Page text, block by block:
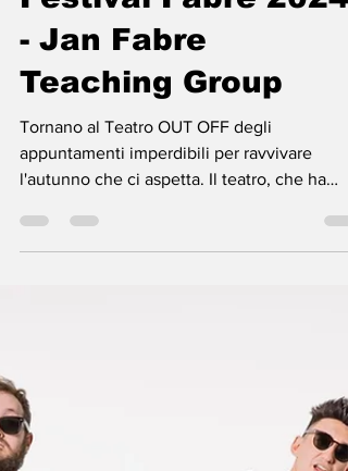
caterinanastasi99
18 lug 2024
Tempo di lettura: 2 min
Festival Fabre 2024
- Jan Fabre
Teaching Group
appuntamenti imperdibili per ravvivare
l'autunno che ci aspetta. Il teatro, che ha